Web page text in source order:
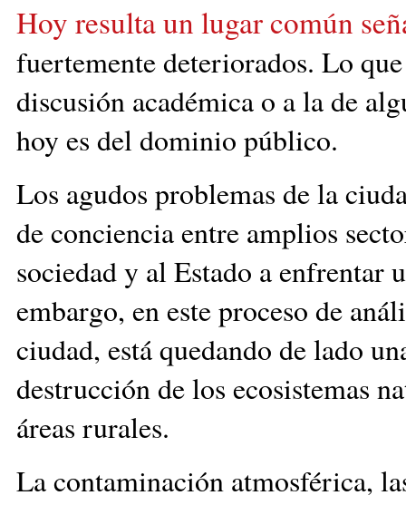
Hoy resulta un lugar común
fuertemente deteriorados. Lo
discusión académica o a la de
hoy es del dominio público.
Los agudos problemas de la
de conciencia entre amplios
sociedad y al Estado a
embargo, en este proceso de
ciudad, está quedando de lado
destrucción de los ecosistemas
áreas rurales.
La contaminación atmosférica,